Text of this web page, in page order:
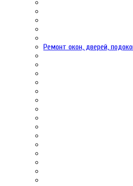
Ремонт окон, дверей,